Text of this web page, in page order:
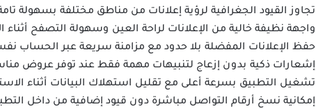
تجاوز القيود الجغرافية لرؤية إعلانات من مناطق مختلفة بسهولة
واجهة نظيفة خالية من الإعلانات لراحة العين وسهولة التصفح أثناء
حفظ الإعلانات المفضلة بلا حدود مع مزامنة سريعة عبر الحساب
إشعارات ذكية بدون إزعاج لتنبيهات مهمة فقط عند توفر عروض
تشغيل التطبيق بسرعة أعلى مع تقليل استهلاك البيانات أثناء
إمكانية نسخ أرقام التواصل مباشرة دون قيود إضافية من داخل